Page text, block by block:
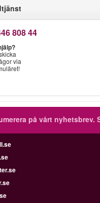
808 44
via
på vårt nyhetsbrev.